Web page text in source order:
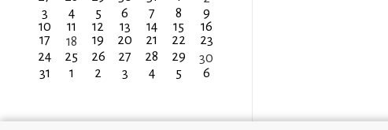
3
4 5 6 7 8
9
10
11 12 13 14 15
16
17
18 19 20 21 22
23
24
25 26 27 28 29
30
31
1 2 3 4 5 6